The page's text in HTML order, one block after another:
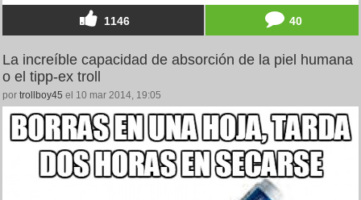
1146 40
La increíble capacidad de absorción de la piel humana
o el tipp-ex troll
por trollboy45 el 10 mar 2014, 19:05